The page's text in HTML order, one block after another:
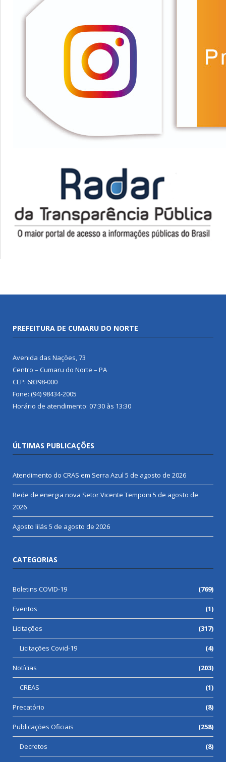
PREFEITURA DE CUMARU DO NORTE
Avenida das Nações, 73
Centro – Cumaru do Norte – PA
CEP: 68398-000
Fone: (94) 98434-2005
Horário de atendimento: 07:30 às 13:30
ÚLTIMAS PUBLICAÇÕES
Atendimento do CRAS em Serra Azul 5 de agosto de 2026
Rede de energia nova Setor Vicente Temponi 5 de agosto de
2026
Agosto lilás 5 de agosto de 2026
CATEGORIAS
Boletins COVID-19 (769)
Eventos (1)
Licitações (317)
Licitações Covid-19 (4)
Notícias (203)
CREAS (1)
Precatório (8)
Publicações Oficiais (258)
Decretos (8)